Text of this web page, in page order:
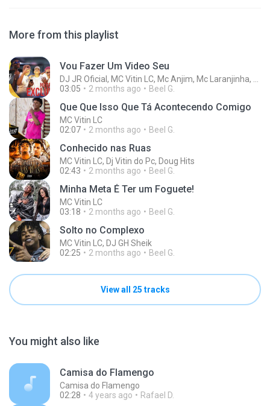
More from this playlist
Vou Fazer Um Video Seu
03:05
2 months ago Beel G.
Que Que Isso Que Tá Acontecendo Comigo
MC Vitin LC
02:07
2 months ago Beel G.
Conhecido nas Ruas
MC Vitin LC, Dj Vitin do Pc, Doug Hits
02:43
2 months ago Beel G.
Minha Meta É Ter um Foguete!
MC Vitin LC
03:18
2 months ago Beel G.
Solto no Complexo
MC Vitin LC, DJ GH Sheik
02:25
2 months ago Beel G.
View all 25 tracks
You might also like
Camisa do Flamengo
Camisa do Flamengo
02:28
4 years ago Rafael D.